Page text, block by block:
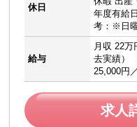
休日
年度有給
考：※日
給与
月収 22万
去実績）
25,000円
求人